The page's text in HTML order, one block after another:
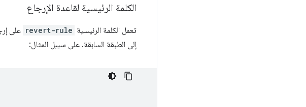
الكلمة الرئيسية لقاعدة الإرجاع
تعمل الكلمة الرئيسية revert-rule على
إلى الطبقة السابقة. على سبيل المثال: